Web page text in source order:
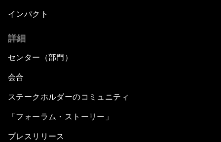
インパクト
詳細
センター（部門）
会合
ステークホルダーのコミュニティ
「フォーラム・ストーリー」
プレスリリース